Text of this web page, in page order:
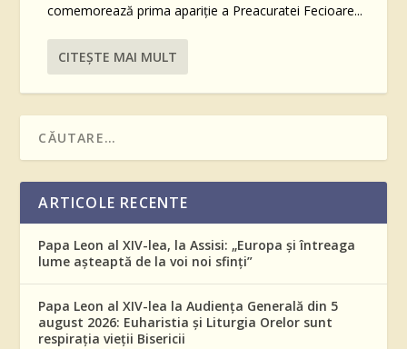
comemorează prima apariție a Preacuratei Fecioare...
CITEŞTE MAI MULT
ARTICOLE RECENTE
Papa Leon al XIV-lea, la Assisi: „Europa și întreaga
lume așteaptă de la voi noi sfinți”
Papa Leon al XIV-lea la Audiența Generală din 5
august 2026: Euharistia și Liturgia Orelor sunt
respirația vieții Bisericii